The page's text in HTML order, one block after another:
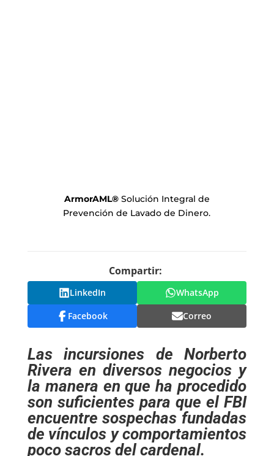
ArmorAML® Solución Integral de
Prevención de Lavado de Dinero.
Compartir:
LinkedIn
WhatsApp
Facebook
Correo
Las incursiones de Norberto
Rivera en diversos negocios y
la manera en que ha procedido
son suficientes para que el FBI
encuentre sospechas fundadas
de vínculos y comportamientos
poco sacros del cardenal.